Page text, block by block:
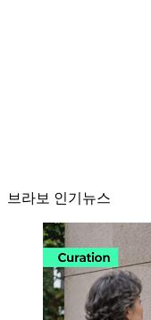
브라보 인기뉴스